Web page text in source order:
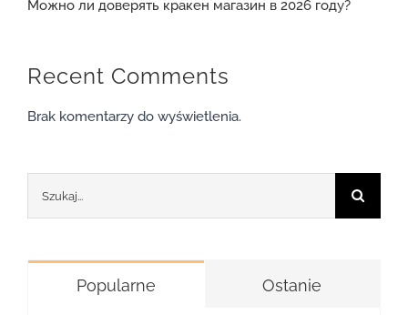
Можно ли доверять кракен магазин в 2026 году?
Recent Comments
Brak komentarzy do wyświetlenia.
Szukaj
Popularne Ostanie